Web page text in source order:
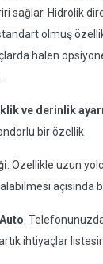
sağlar. Hidrolik
olmuş
halen
ve derinlik ayarı
bir özellik
: Özellikle uzun
açısında
:
ihtiyaçlar